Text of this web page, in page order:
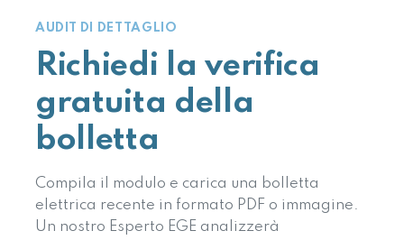
AUDIT DI DETTAGLIO
Richiedi la verifica
gratuita della
bolletta
Compila il modulo e carica una bolletta
elettrica recente in formato PDF o immagine.
Un nostro Esperto EGE analizzerà